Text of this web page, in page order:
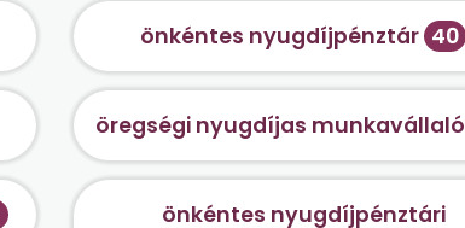
önkéntes nyugdíjpénztár 40
öregségi nyugdíjas munkavállaló
önkéntes nyugdíjpénztári